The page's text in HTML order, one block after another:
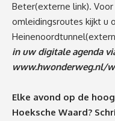
Beter(externe link).
omleidingsroutes kijkt u
Heinenoordtunnel
in uw digitale agenda
www.hwonderweg.nl/
Elke avond op de
Hoeksche Waard?